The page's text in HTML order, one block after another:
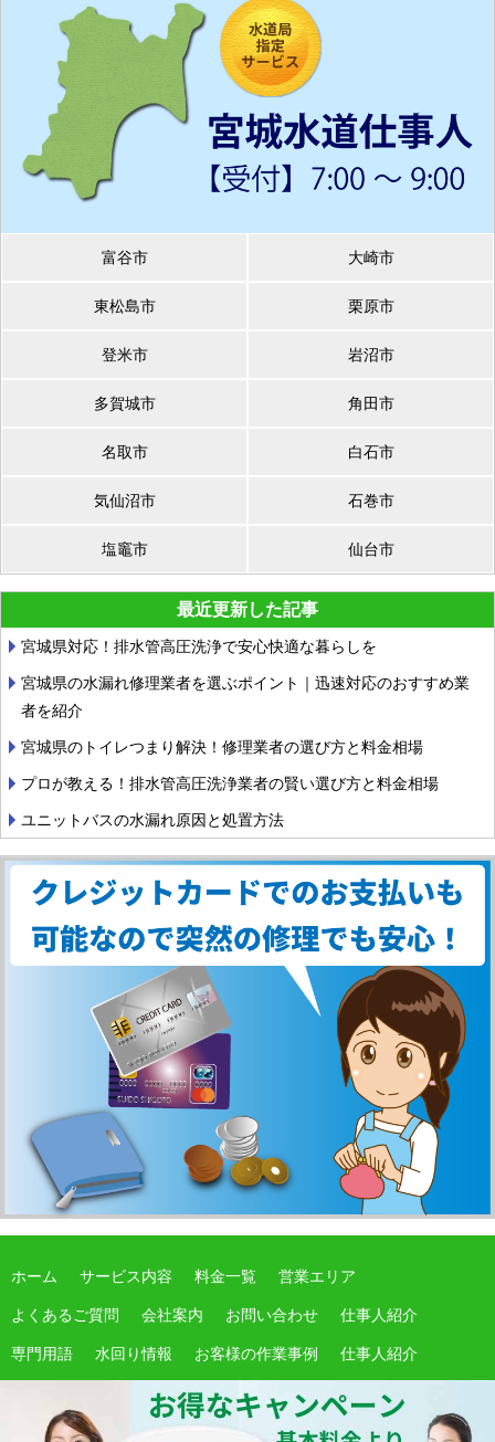
富谷市 大崎市
東松島市 栗原市
登米市 岩沼市
多賀城市 角田市
名取市 白石市
気仙沼市 石巻市
塩竈市 仙台市
最近更新した記事
宮城県対応！排水管高圧洗浄で安心快適な暮らしを
宮城県の水漏れ修理業者を選ぶポイント｜迅速対応のおすすめ業
者を紹介
宮城県のトイレつまり解決！修理業者の選び方と料金相場
プロが教える！排水管高圧洗浄業者の賢い選び方と料金相場
ユニットバスの水漏れ原因と処置方法
ホーム サービス内容 料金一覧 営業エリア
よくあるご質問 会社案内 お問い合わせ 仕事人紹介
専門用語 水回り情報 お客様の作業事例 仕事人紹介
期間限定